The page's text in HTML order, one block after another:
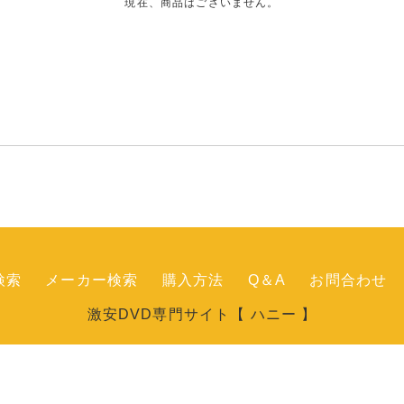
索 メーカー検索 購入方法 Q＆A お問合わせ
激安DVD専門サイト【 ハニー 】